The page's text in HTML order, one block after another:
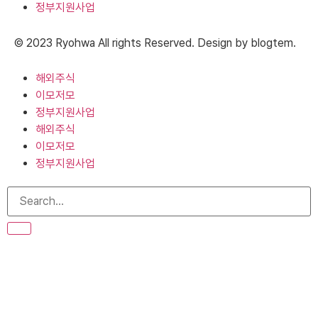
정부지원사업
© 2023 Ryohwa All rights Reserved. Design by blogtem.
해외주식
이모저모
정부지원사업
해외주식
이모저모
정부지원사업